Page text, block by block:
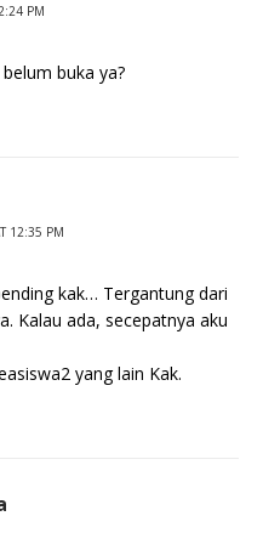
PM
buka ya?
12:35 PM
kak… Tergantung dari
Kalau ada, secepatnya aku
yang lain Kak.